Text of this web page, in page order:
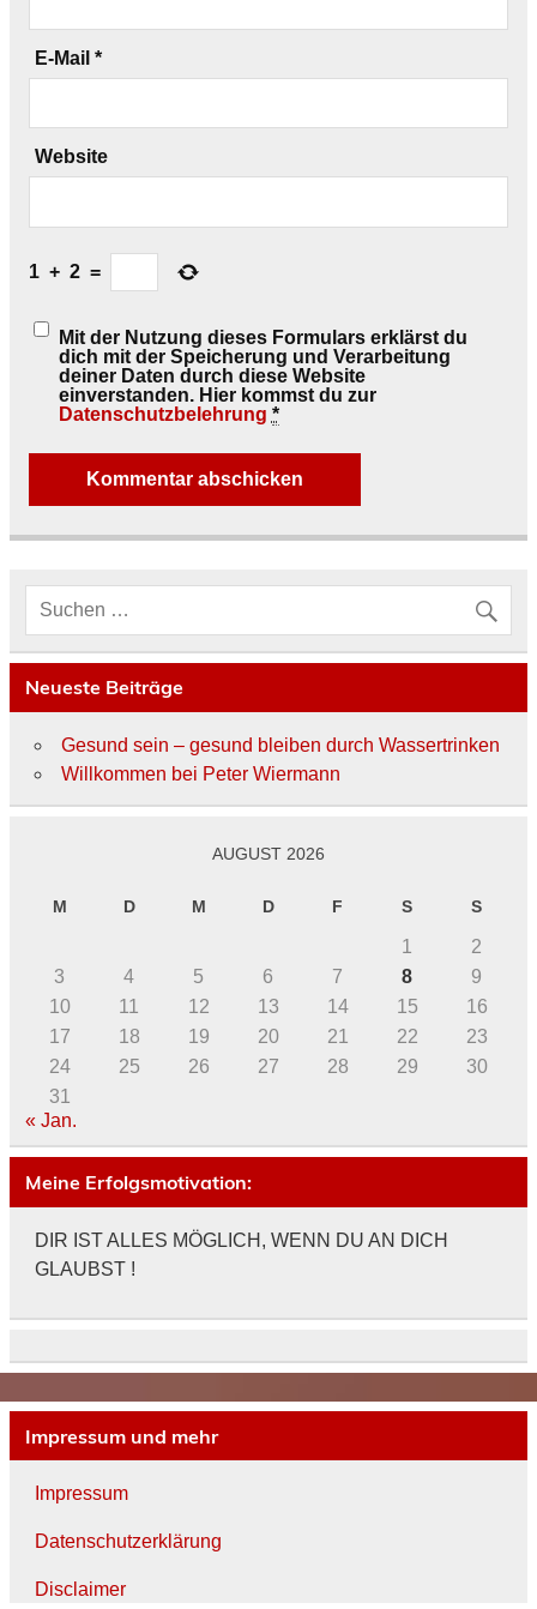
E-Mail *
Website
1 + 2 =
Mit der Nutzung dieses Formulars erklärst du
dich mit der Speicherung und Verarbeitung
deiner Daten durch diese Website
einverstanden. Hier kommst du zur
Datenschutzbelehrung *
Neueste Beiträge
Gesund sein – gesund bleiben durch Wassertrinken
Willkommen bei Peter Wiermann
AUGUST 2026
M D M D F S S
1
2
3
4 5 6 7 8
9
10
11 12 13 14 15
16
17
18 19 20 21 22
23
24
25 26 27 28 29
30
31
« Jan.
Meine Erfolgsmotivation:
DIR IST ALLES MÖGLICH, WENN DU AN DICH
GLAUBST !
Impressum und mehr
Impressum
Datenschutzerklärung
Disclaimer